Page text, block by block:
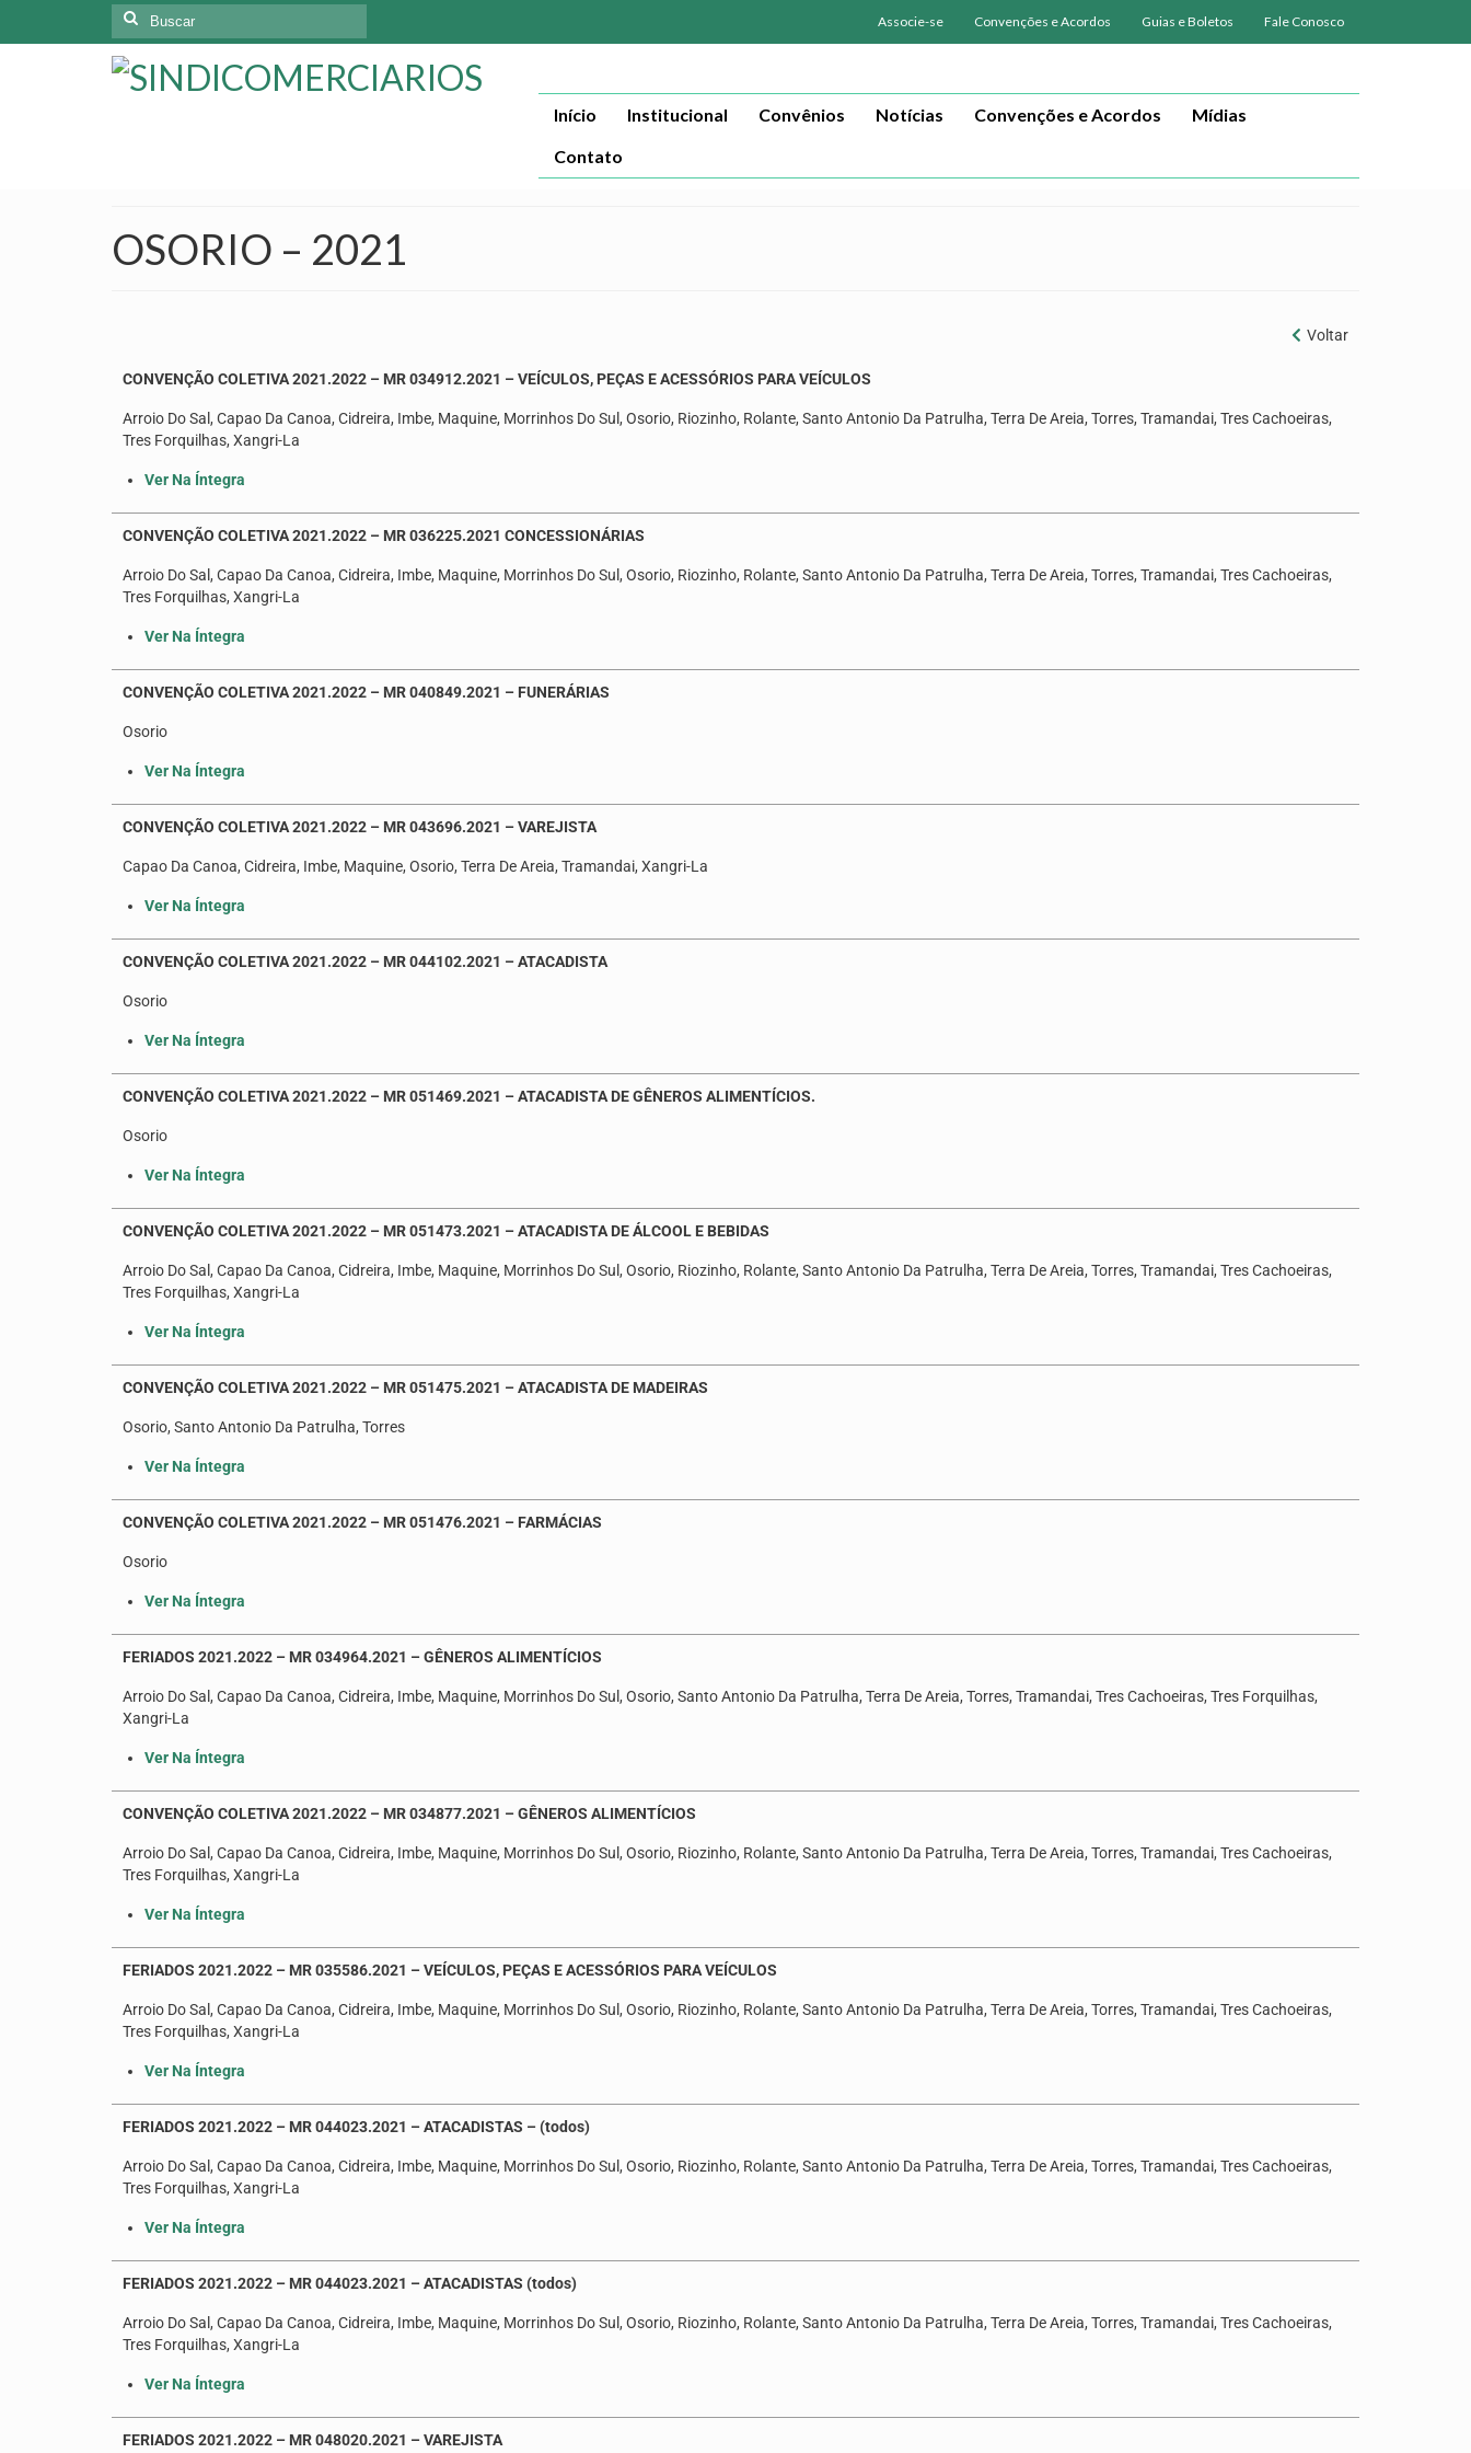
Associe-se Convenções e Acordos Guias e Boletos Fale Conosco
Início Institucional Convênios Notícias Convenções e Acordos
Mídias
Contato
OSORIO – 2021
Voltar
CONVENÇÃO COLETIVA 2021.2022 – MR 034912.2021 – VEÍCULOS, PEÇAS E ACESSÓRIOS PARA VEÍCULOS
Arroio Do Sal, Capao Da Canoa, Cidreira, Imbe, Maquine, Morrinhos Do Sul, Osorio, Riozinho, Rolante, Santo Antonio Da Patrulha, Terra De Areia, Torres, Tramandai, Tres Cachoeiras,
Tres Forquilhas, Xangri-La
Ver Na Íntegra
CONVENÇÃO COLETIVA 2021.2022 – MR 036225.2021 CONCESSIONÁRIAS
Arroio Do Sal, Capao Da Canoa, Cidreira, Imbe, Maquine, Morrinhos Do Sul, Osorio, Riozinho, Rolante, Santo Antonio Da Patrulha, Terra De Areia, Torres, Tramandai, Tres Cachoeiras,
Tres Forquilhas, Xangri-La
Ver Na Íntegra
CONVENÇÃO COLETIVA 2021.2022 – MR 040849.2021 – FUNERÁRIAS
Osorio
Ver Na Íntegra
CONVENÇÃO COLETIVA 2021.2022 – MR 043696.2021 – VAREJISTA
Capao Da Canoa, Cidreira, Imbe, Maquine, Osorio, Terra De Areia, Tramandai, Xangri-La
Ver Na Íntegra
CONVENÇÃO COLETIVA 2021.2022 – MR 044102.2021 – ATACADISTA
Osorio
Ver Na Íntegra
CONVENÇÃO COLETIVA 2021.2022 – MR 051469.2021 – ATACADISTA DE GÊNEROS ALIMENTÍCIOS.
Osorio
Ver Na Íntegra
CONVENÇÃO COLETIVA 2021.2022 – MR 051473.2021 – ATACADISTA DE ÁLCOOL E BEBIDAS
Arroio Do Sal, Capao Da Canoa, Cidreira, Imbe, Maquine, Morrinhos Do Sul, Osorio, Riozinho, Rolante, Santo Antonio Da Patrulha, Terra De Areia, Torres, Tramandai, Tres Cachoeiras,
Tres Forquilhas, Xangri-La
Ver Na Íntegra
CONVENÇÃO COLETIVA 2021.2022 – MR 051475.2021 – ATACADISTA DE MADEIRAS
Osorio, Santo Antonio Da Patrulha, Torres
Ver Na Íntegra
CONVENÇÃO COLETIVA 2021.2022 – MR 051476.2021 – FARMÁCIAS
Osorio
Ver Na Íntegra
FERIADOS 2021.2022 – MR 034964.2021 – GÊNEROS ALIMENTÍCIOS
Arroio Do Sal, Capao Da Canoa, Cidreira, Imbe, Maquine, Morrinhos Do Sul, Osorio, Santo Antonio Da Patrulha, Terra De Areia, Torres, Tramandai, Tres Cachoeiras, Tres Forquilhas,
Xangri-La
Ver Na Íntegra
CONVENÇÃO COLETIVA 2021.2022 – MR 034877.2021 – GÊNEROS ALIMENTÍCIOS
Arroio Do Sal, Capao Da Canoa, Cidreira, Imbe, Maquine, Morrinhos Do Sul, Osorio, Riozinho, Rolante, Santo Antonio Da Patrulha, Terra De Areia, Torres, Tramandai, Tres Cachoeiras,
Tres Forquilhas, Xangri-La
Ver Na Íntegra
FERIADOS 2021.2022 – MR 035586.2021 – VEÍCULOS, PEÇAS E ACESSÓRIOS PARA VEÍCULOS
Arroio Do Sal, Capao Da Canoa, Cidreira, Imbe, Maquine, Morrinhos Do Sul, Osorio, Riozinho, Rolante, Santo Antonio Da Patrulha, Terra De Areia, Torres, Tramandai, Tres Cachoeiras,
Tres Forquilhas, Xangri-La
Ver Na Íntegra
FERIADOS 2021.2022 – MR 044023.2021 – ATACADISTAS – (todos)
Arroio Do Sal, Capao Da Canoa, Cidreira, Imbe, Maquine, Morrinhos Do Sul, Osorio, Riozinho, Rolante, Santo Antonio Da Patrulha, Terra De Areia, Torres, Tramandai, Tres Cachoeiras,
Tres Forquilhas, Xangri-La
Ver Na Íntegra
FERIADOS 2021.2022 – MR 044023.2021 – ATACADISTAS (todos)
Arroio Do Sal, Capao Da Canoa, Cidreira, Imbe, Maquine, Morrinhos Do Sul, Osorio, Riozinho, Rolante, Santo Antonio Da Patrulha, Terra De Areia, Torres, Tramandai, Tres Cachoeiras,
Tres Forquilhas, Xangri-La
Ver Na Íntegra
FERIADOS 2021.2022 – MR 048020.2021 – VAREJISTA